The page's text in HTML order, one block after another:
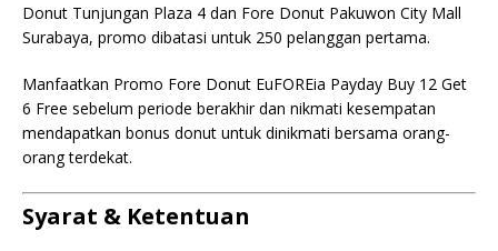
Donut Tunjungan Plaza 4 dan Fore Donut Pakuwon City Mall
Surabaya, promo dibatasi untuk 250 pelanggan pertama.
Manfaatkan Promo Fore Donut EuFOREia Payday Buy 12 Get
6 Free sebelum periode berakhir dan nikmati kesempatan
mendapatkan bonus donut untuk dinikmati bersama orang-
orang terdekat.
Syarat & Ketentuan